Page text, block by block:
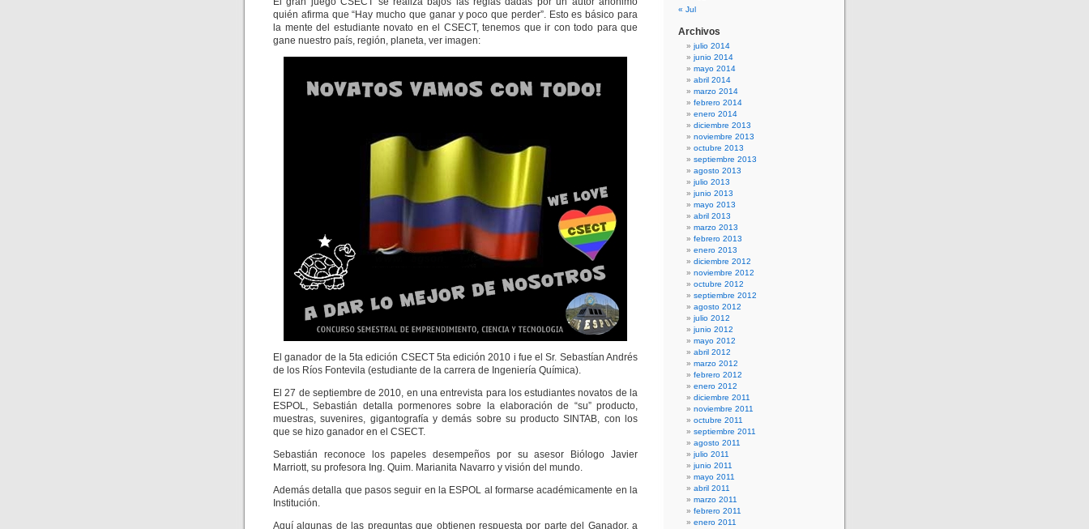
quién afirma que “Hay mucho que ganar y poco que perder”. Esto es básico para
la mente del estudiante novato en el CSECT, tenemos que ir con todo para que
gane nuestro país, región, planeta, ver imagen:
El ganador de la 5ta edición CSECT 5ta edición 2010 i fue el Sr. Sebastían Andrés
de los Ríos Fontevila (estudiante de la carrera de Ingeniería Química).
El 27 de septiembre de 2010, en una entrevista para los estudiantes novatos de la
ESPOL, Sebastián detalla pormenores sobre la elaboración de “su” producto,
muestras, suvenires, gigantografía y demás sobre su producto SINTAB, con los
que se hizo ganador en el CSECT.
Sebastián reconoce los papeles desempeños por su asesor Biólogo Javier
Marriott, su profesora Ing. Quim. Marianita Navarro y visión del mundo.
Además detalla que pasos seguir en la ESPOL al formarse académicamente en la
Institución.
Aquí algunas de las preguntas que obtienen respuesta por parte del Ganador, a
« Jul
Archivos
julio 2014
junio 2014
mayo 2014
abril 2014
marzo 2014
febrero 2014
enero 2014
diciembre 2013
noviembre 2013
octubre 2013
septiembre 2013
agosto 2013
julio 2013
junio 2013
mayo 2013
abril 2013
marzo 2013
febrero 2013
enero 2013
diciembre 2012
noviembre 2012
octubre 2012
septiembre 2012
agosto 2012
julio 2012
junio 2012
mayo 2012
abril 2012
marzo 2012
febrero 2012
enero 2012
diciembre 2011
noviembre 2011
octubre 2011
septiembre 2011
agosto 2011
julio 2011
junio 2011
mayo 2011
abril 2011
marzo 2011
febrero 2011
enero 2011